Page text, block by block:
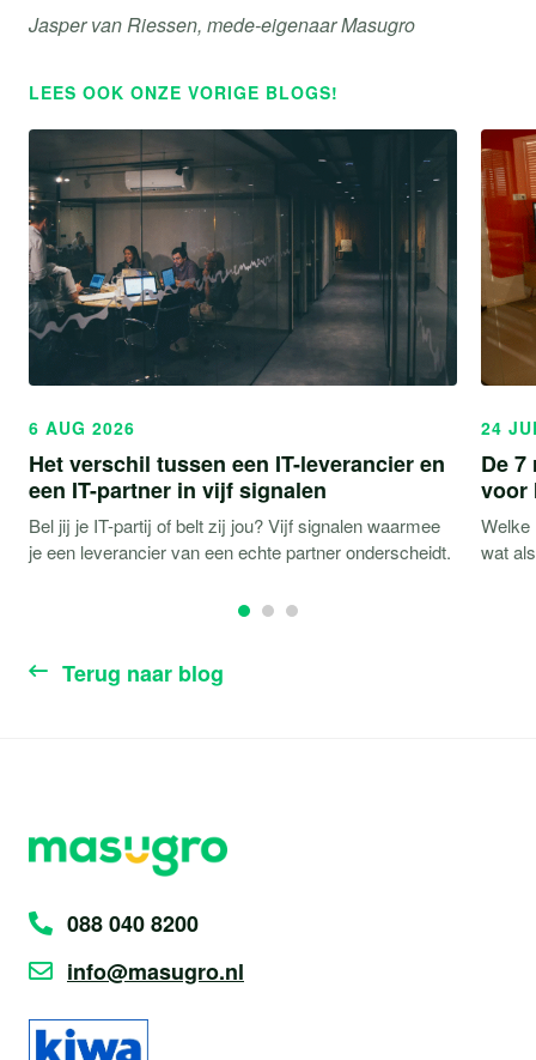
Jasper van Riessen, mede-eigenaar Masugro
LEES OOK ONZE VORIGE BLOGS!
6 AUG 2026
Het verschil tussen een IT-leverancier en
een IT-partner in vijf signalen
Bel jij je IT-partij of belt zij jou? Vijf signalen waarmee
je een leverancier van een echte partner onderscheidt.
24
De
voor
Welke
wat
Terug naar blog
088 040 8200
info@masugro.nl